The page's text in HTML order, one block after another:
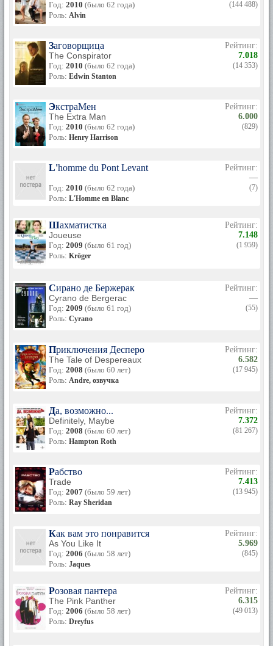
«Кальмар и Кит», и дочь Грета Симона Клайн, 1994 года
рождения.
Сайт: Знаменитости
Год: 2010 (было 62 года)
Роль: Alvin
(144 488)
Заговорщица
The Conspirator
Год: 2010 (было 62 года)
Роль: Edwin Stanton
Рейтинг:
7.018
(14 353)
ЭкстраМен
The Extra Man
Год: 2010 (было 62 года)
Роль: Henry Harrison
Рейтинг:
6.000
(829)
L'homme du Pont Levant
Год: 2010 (было 62 года)
Роль: L'Homme en Blanc
Рейтинг:
—
(7)
Шахматистка
Joueuse
Год: 2009 (было 61 год)
Роль: Kröger
Рейтинг:
7.148
(1 959)
Сирано де Бержерак
Cyrano de Bergerac
Год: 2009 (было 61 год)
Роль: Cyrano
Рейтинг:
—
(55)
Приключения Десперо
The Tale of Despereaux
Год: 2008 (было 60 лет)
Роль: Andre, озвучка
Рейтинг:
6.582
(17 945)
Да, возможно...
Definitely, Maybe
Год: 2008 (было 60 лет)
Роль: Hampton Roth
Рейтинг:
7.372
(81 267)
Рабство
Trade
Год: 2007 (было 59 лет)
Роль: Ray Sheridan
Рейтинг:
7.413
(13 945)
Как вам это понравится
As You Like It
Год: 2006 (было 58 лет)
Роль: Jaques
Рейтинг:
5.969
(845)
Розовая пантера
The Pink Panther
Год: 2006 (было 58 лет)
Роль: Dreyfus
Рейтинг:
6.315
(49 013)